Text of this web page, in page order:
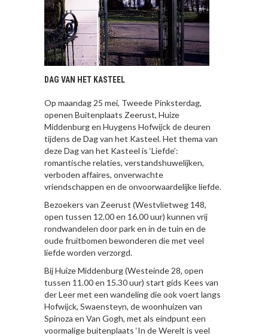
DAG VAN HET KASTEEL
Op maandag 25 mei, Tweede Pinksterdag,
openen Buitenplaats Zeerust, Huize
Middenburg en Huygens Hofwijck de deuren
tijdens de Dag van het Kasteel. Het thema van
deze Dag van het Kasteel is ‘Liefde’:
romantische relaties, verstandshuwelijken,
verboden affaires, onverwachte
vriendschappen en de onvoorwaardelijke liefde.
Bezoekers van Zeerust (Westvlietweg 148,
open tussen 12.00 en 16.00 uur) kunnen vrij
rondwandelen door park en in de tuin en de
oude fruitbomen bewonderen die met veel
liefde worden verzorgd.
Bij Huize Middenburg (Westeinde 28, open
tussen 11.00 en 15.30 uur) start gids Kees van
der Leer met een wandeling die ook voert langs
Hofwijck, Swaensteyn, de woonhuizen van
Spinoza en Van Gogh, met als eindpunt een
voormalige buitenplaats ‘In de Werelt is veel